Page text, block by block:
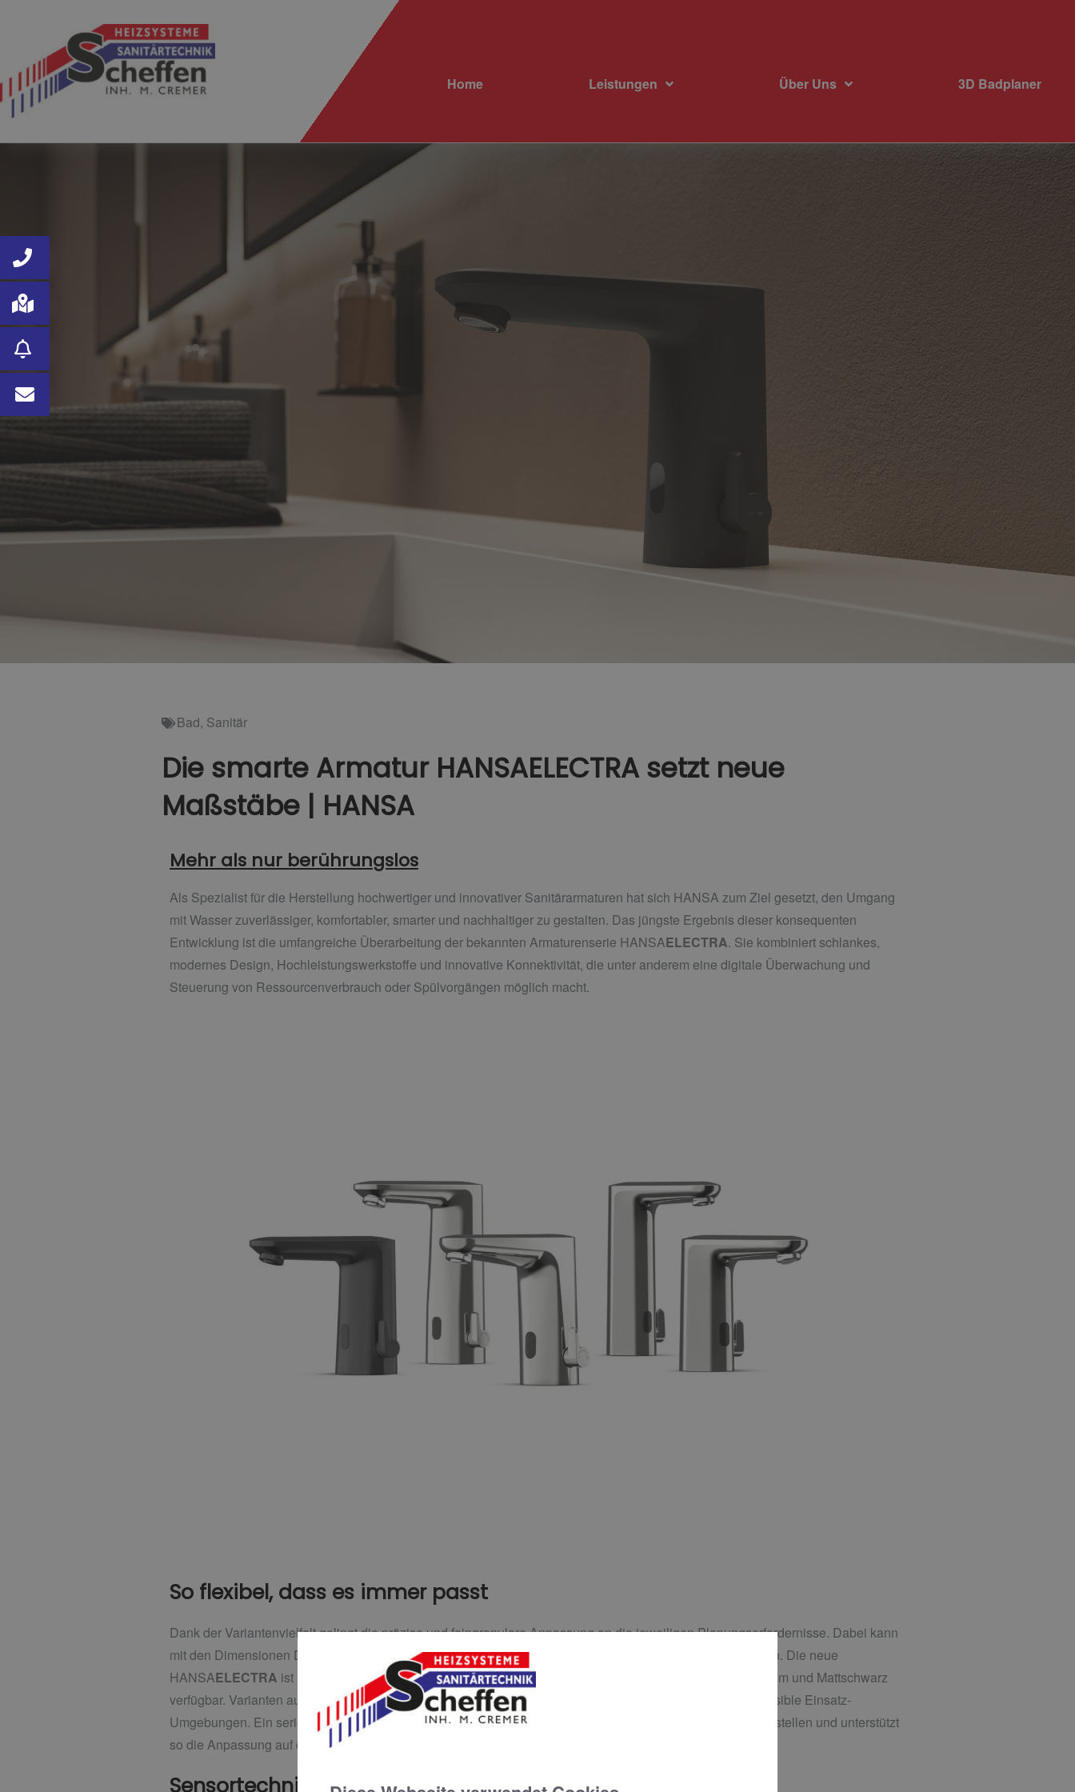
Home Leistungen Über Uns 3D Badplaner
Bad, Sanitär
Die smarte Armatur HANSAELECTRA setzt neue
Maßstäbe | HANSA
Mehr als nur berührungslos
Als Spezialist für die Herstellung hochwertiger und innovativer Sanitärarmaturen hat sich HANSA zum Ziel gesetzt, den Umgang
mit Wasser zuverlässiger, komfortabler, smarter und nachhaltiger zu gestalten. Das jüngste Ergebnis dieser konsequenten
Entwicklung ist die umfangreiche Überarbeitung der bekannten Armaturenserie HANSAELECTRA. Sie kombiniert schlankes,
modernes Design, Hochleistungswerkstoffe und innovative Konnektivität, die unter anderem eine digitale Überwachung und
Steuerung von Ressourcenverbrauch oder Spülvorgängen möglich macht.
So flexibel, dass es immer passt
Dank der Variantenvielfalt gelingt die präzise und feingranulare Anpassung an die jeweiligen Planungserfordernisse. Dabei kann
mit den Dimensionen Design, Material, Funktionalität, Stromversorgung und Konnektivität gearbeitet werden. Die neue
HANSAELECTRA ist in drei Designvarianten, zwei verschiedenen Größen und den zwei Oberflächen Chrom und Mattschwarz
verfügbar. Varianten aus Verbundwerkstoff mit metallfreien Wasserwegen eignen sich insbesondere für sensible Einsatz-
Umgebungen. Ein serienmäßig beweglicher Strahlregler lässt sich um jeweils 10 Grad in jede Richtung verstellen und unterstützt
so die Anpassung auf die jeweilige Form des Waschbeckens.
Sensortechnik der vierten Generation